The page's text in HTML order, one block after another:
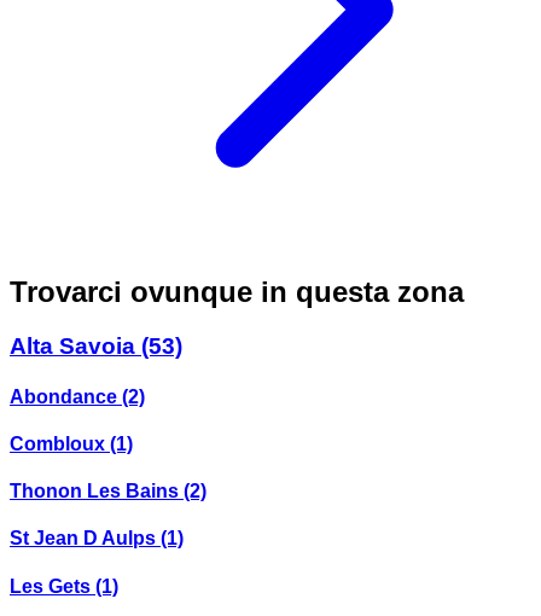
Trovarci ovunque in questa zona
Alta Savoia (53)
Abondance (2)
Combloux (1)
Thonon Les Bains (2)
St Jean D Aulps (1)
Les Gets (1)